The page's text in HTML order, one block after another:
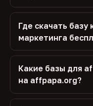
Где скачать
маркетинга
Какие базы для
на affpapa.org?